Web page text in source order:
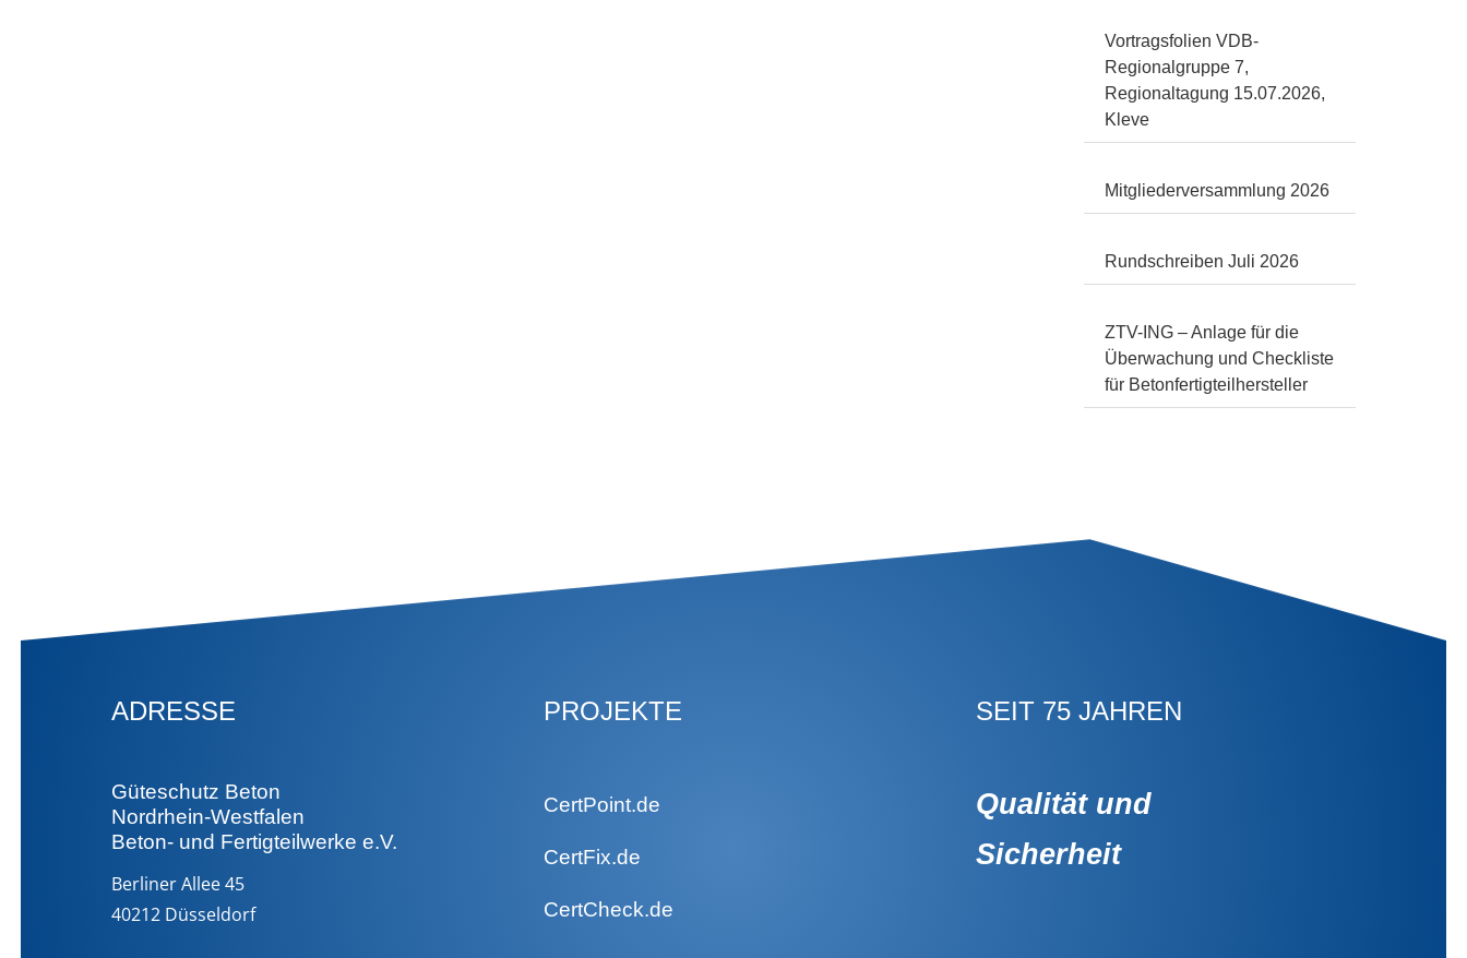
Vortragsfolien VDB-
Regionalgruppe 7,
Regionaltagung 15.07.2026,
Kleve
Mitgliederversammlung 2026
Rundschreiben Juli 2026
ZTV-ING – Anlage für die
Überwachung und Checkliste
für Betonfertigteilhersteller
ADRESSE
Güteschutz Beton
Nordrhein-Westfalen
Beton- und Fertigteilwerke e.V.
Berliner Allee 45
40212 Düsseldorf
PROJEKTE
CertPoint.de
CertFix.de
CertCheck.de
SEIT 75 JAHREN
Qualität und
Sicherheit